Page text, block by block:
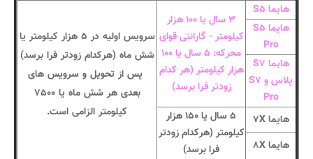
هایما S۵
۳ سال یا ۱۰۰ هزار
کیلومتر - گارانتی قوای
محرکه: ۵ سال یا ۱۰۰
هزار کیلومتر (هر کدام
زودتر فرا برسد)
سرویس اولیه در ۵ هزار کیلومتر یا
شش ماه (هرکدام زودتر فرا برسد)
پس از تحویل و سرویس های
بعدی هر شش ماه یا ۷۵۰۰
کیلومتر الزامی است.
هایما S۵
Pro
هایما S۷
پلاس و S۷
Pro
هایما ۷X
۵ سال یا ۱۵۰ هزار
کیلومتر (هرکدام زودتر
فرا برسد)
هایما ۸X